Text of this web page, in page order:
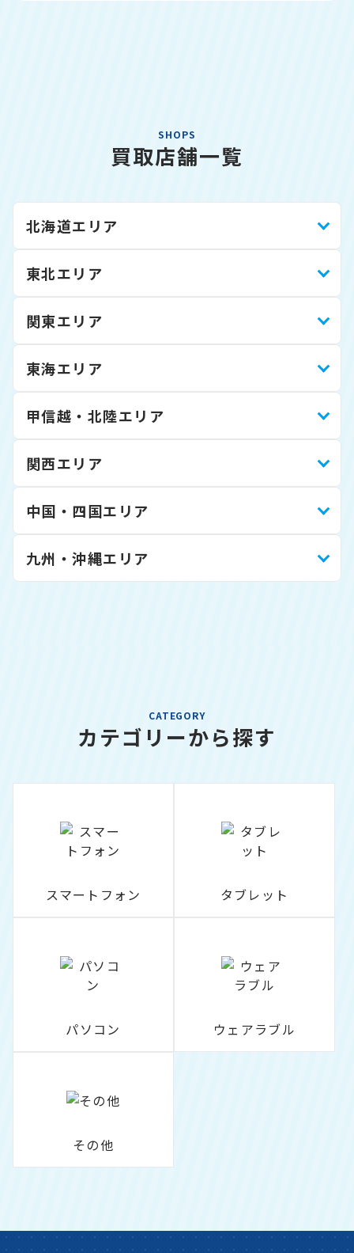
SHOPS
買取店舗一覧
北海道エリア
東北エリア
関東エリア
東海エリア
甲信越・北陸エリア
関西エリア
中国・四国エリア
九州・沖縄エリア
CATEGORY
カテゴリーから探す
スマートフォン タブレット
パソコン ウェアラブル
その他